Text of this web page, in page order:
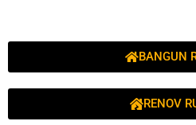
BANGUN
RENOV